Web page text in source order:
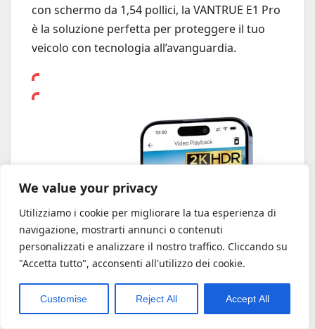
We value your privacy
Utilizziamo i cookie per migliorare la tua esperienza di
navigazione, mostrarti annunci o contenuti
personalizzati e analizzare il nostro traffico. Cliccando su
"Accetta tutto", acconsenti all'utilizzo dei cookie.
Customise Reject All Accept All
con schermo da 1,54 pollici, la VANTRUE E1 Pro
è la soluzione perfetta per proteggere il tuo
veicolo con tecnologia all’avanguardia.